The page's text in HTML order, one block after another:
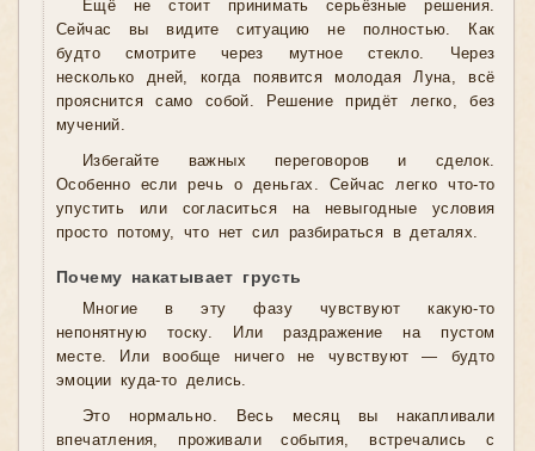
Ещё не стоит принимать серьёзные решения.
Сейчас вы видите ситуацию не полностью. Как
будто смотрите через мутное стекло. Через
несколько дней, когда появится молодая Луна, всё
прояснится само собой. Решение придёт легко, без
мучений.
Избегайте важных переговоров и сделок.
Особенно если речь о деньгах. Сейчас легко что-то
упустить или согласиться на невыгодные условия
просто потому, что нет сил разбираться в деталях.
Почему накатывает грусть
Многие в эту фазу чувствуют какую-то
непонятную тоску. Или раздражение на пустом
месте. Или вообще ничего не чувствуют — будто
эмоции куда-то делись.
Это нормально. Весь месяц вы накапливали
впечатления, проживали события, встречались с